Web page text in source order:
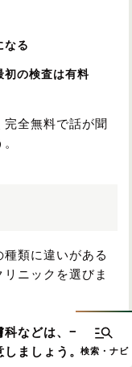
なる
初の検査は有料
完全無料で話が聞
類に違いがある
ニックを選びま
科などは、一部の
しましょう。